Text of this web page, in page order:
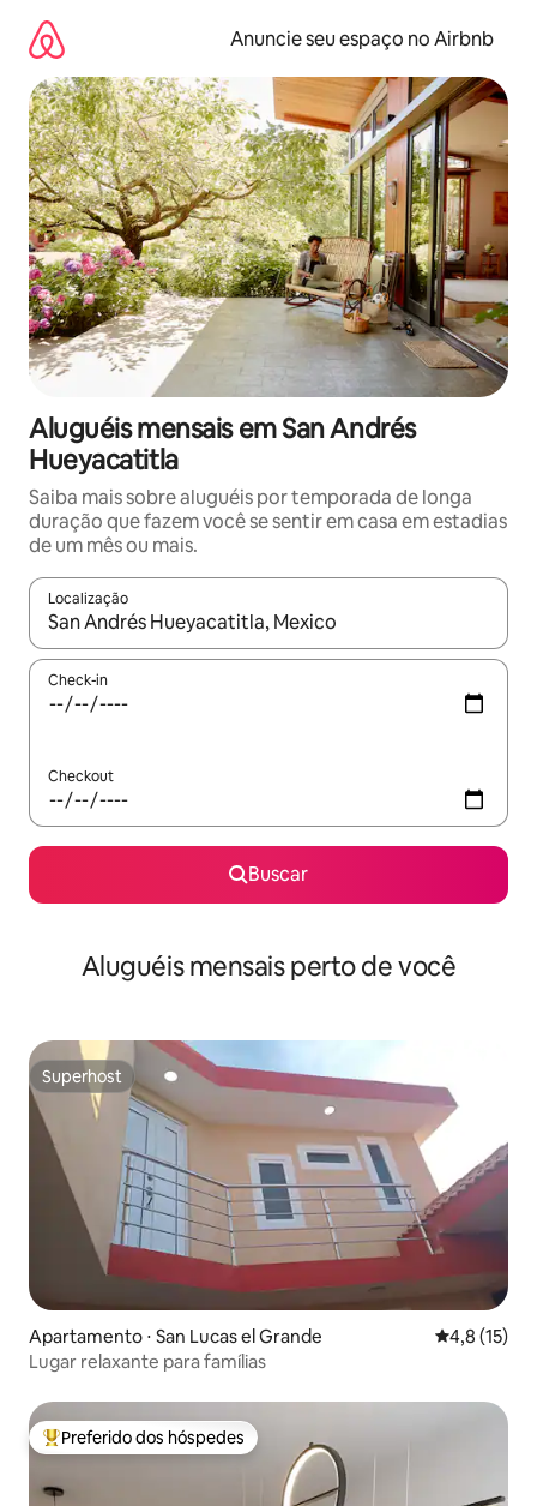
para
conteúdo
Anuncie seu espaço no Airbnb
Aluguéis mensais em San Andrés
Hueyacatitla
Saiba mais sobre aluguéis por temporada de longa
duração que fazem você se sentir em casa em estadias
de um mês ou mais.
Localização
Quando os resultados estiverem disponíveis, explore-os
Check-in
Checkout
Buscar
Aluguéis mensais perto de você
Superhost
Superhost
Apartamento ⋅ San Lucas el Grande 4,8 de uma
4,8 (15)
Lugar relaxante para famílias
Entre os melhores preferidos dos hóspedes
Preferido dos hóspedes